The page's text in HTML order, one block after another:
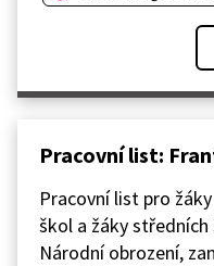
Pracovní list:
Pracovní list pro
škol a žáky
Národní obrození,